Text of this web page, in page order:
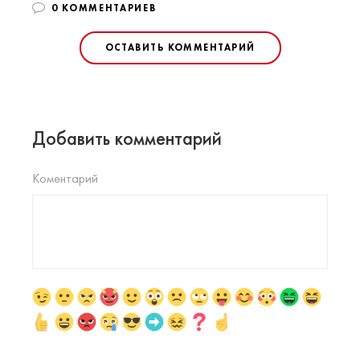
0 КОММЕНТАРИЕВ
ОСТАВИТЬ КОММЕНТАРИЙ
Добавить комментарий
Коментарий